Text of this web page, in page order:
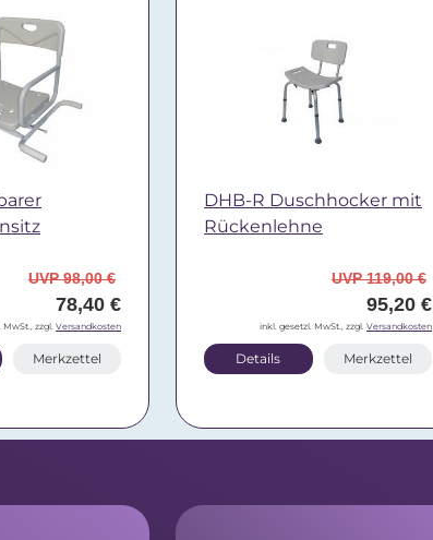
UVP 98,00 €
78,40 €
MwSt., zzgl. Versandkosten
Merkzettel
DHB-R Duschhocker mit
Rückenlehne
UVP 119,00 €
95,20 €
inkl. gesetzl. MwSt., zzgl. Versandkosten
Details Merkzettel